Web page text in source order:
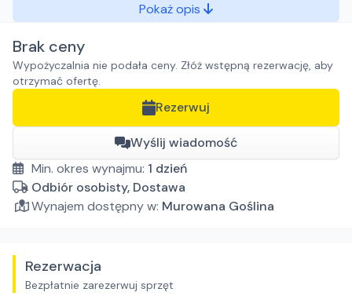
Pokaż opis
Brak ceny
Wypożyczalnia nie podała ceny. Złóż wstępną rezerwację, aby
otrzymać ofertę.
Rezerwuj
Wyślij wiadomość
Min. okres wynajmu: 1 dzień
Odbiór osobisty, Dostawa
Wynajem dostępny w: Murowana Goślina
Rezerwacja
Bezpłatnie zarezerwuj sprzęt